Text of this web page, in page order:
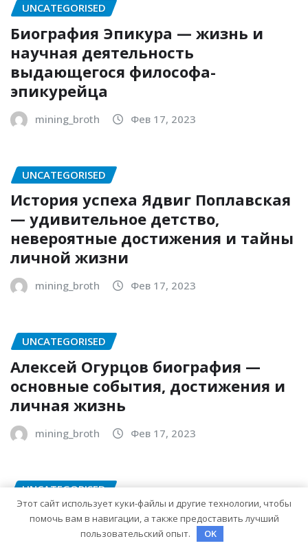
UNCATEGORISED
Биография Эпикура — жизнь и
научная деятельность
выдающегося философа-
эпикурейца
mining_broth Фев 17, 2023
UNCATEGORISED
История успеха Ядвиг Поплавская
— удивительное детство,
невероятные достижения и тайны
личной жизни
mining_broth Фев 17, 2023
UNCATEGORISED
Алексей Огурцов биография —
основные события, достижения и
личная жизнь
mining_broth Фев 17, 2023
UNCATEGORISED
Мардан Сергей — жизнь и карьера
— биография выдающегося
Этот сайт использует куки-файлы и другие технологии, чтобы
помочь вам в навигации, а также предоставить лучший
пользовательский опыт.
OK